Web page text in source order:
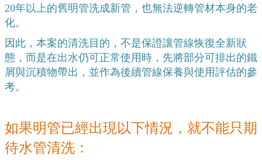
20年以上的舊明管洗成新管，也無法逆轉管材本身的老
化。
因此，本案的清洗目的，不是保證讓管線恢復全新狀
態，而是在出水仍可正常使用時，先將部分可排出的鐵
屑與沉積物帶出，並作為後續管線保養與使用評估的參
考。
如果明管已經出現以下情況，就不能只期
待水管清洗：